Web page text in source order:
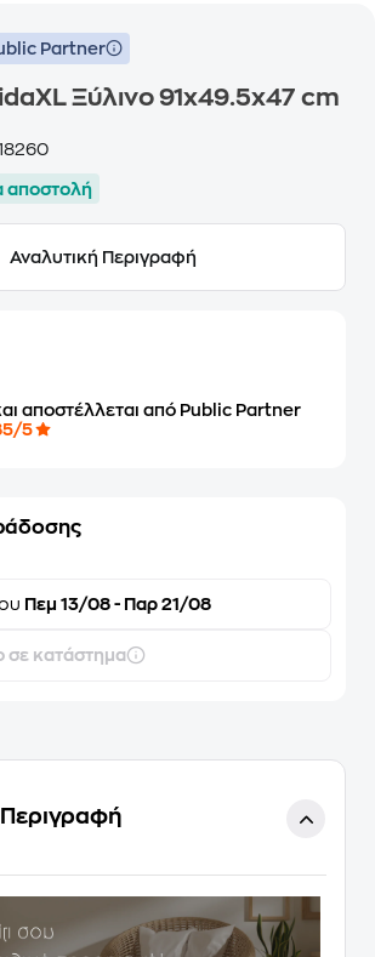
Partner
Ξύλινο 91x49.5x47 cm
αποστολή
Αναλυτική Περιγραφή
αποστέλλεται από Public Partner
5
Πεμ 13/08 - Παρ 21/08
σε κατάστημα